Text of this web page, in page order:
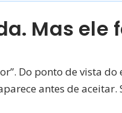
Mas ele
Do ponto de vista
antes de aceitar.